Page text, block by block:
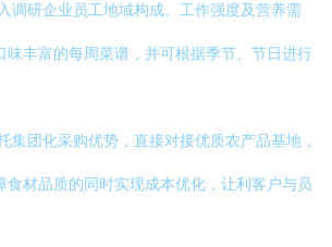
调研企业员工地域构成、工作强度及营养需
味丰富的每周菜谱，并可根据季节、节日进行
集团化采购优势，直接对接优质农产品基地，
食材品质的同时实现成本优化，让利客户与员